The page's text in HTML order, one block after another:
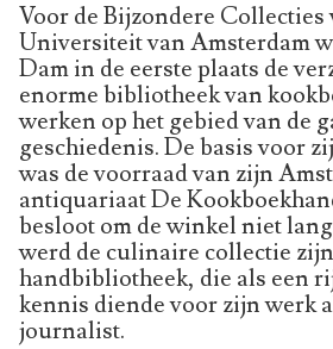
Voor de Bijzondere Collecties
Universiteit van Amsterdam
Dam in de eerste plaats de
enorme bibliotheek van
werken op het gebied van de
geschiedenis. De basis voor
was de voorraad van zijn
antiquariaat De
besloot om de winkel niet
werd de culinaire collectie zijn
handbibliotheek, die als een
kennis diende voor zijn werk
journalist.